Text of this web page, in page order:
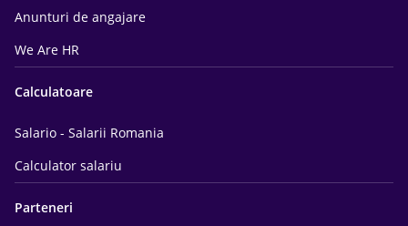
Anunturi de angajare
We Are HR
Calculatoare
Salario - Salarii Romania
Calculator salariu
Parteneri